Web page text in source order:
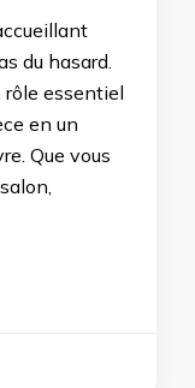
du hasard.
rôle essentiel
en un
Que vous